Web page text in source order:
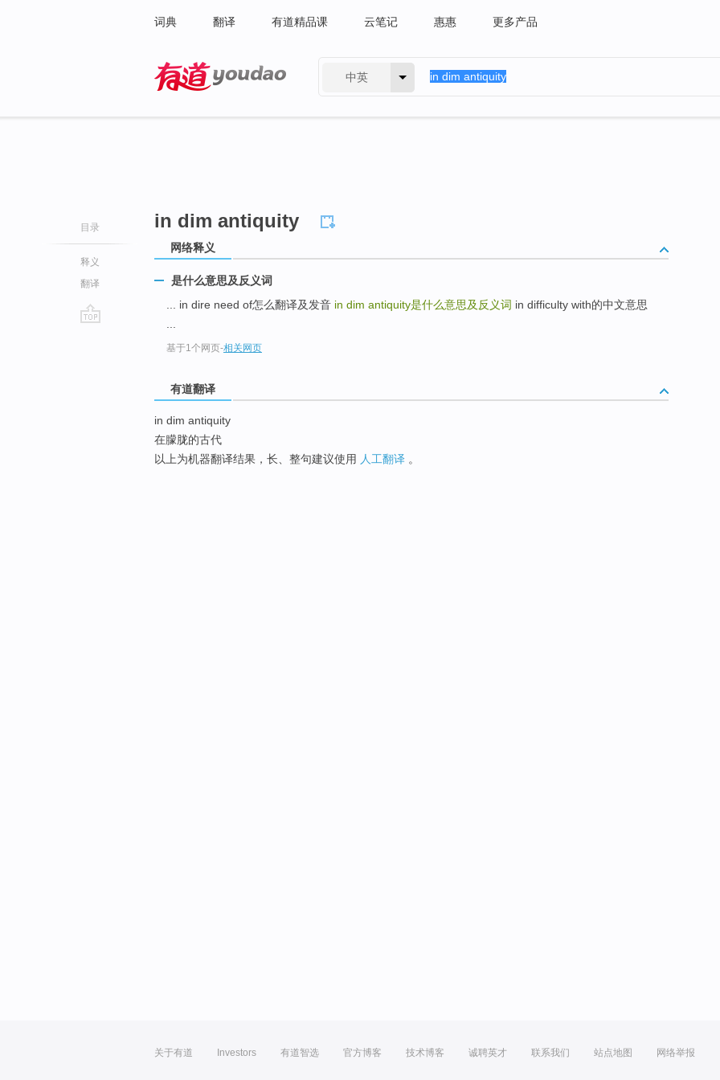
词典 翻译 有道精品课 云笔记 惠惠 更多产品
中英
目录
释义
翻译
in dim antiquity
网络释义
是什么意思及反义词
... in dire need of怎么翻译及发音 in dim antiquity是什么意思及反义词 in difficulty with的中文意思
基于1个网页-相关网页
有道翻译
in dim antiquity
在朦胧的古代
以上为机器翻译结果，长、整句建议使用 人工翻译 。
关于有道 Investors 有道智选 官方博客 技术博客 诚聘英才 联系我们 站点地图 网络举报